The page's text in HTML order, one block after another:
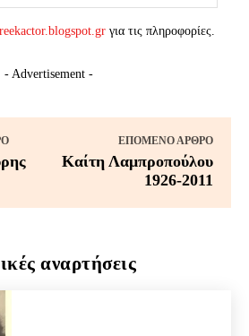
αναρτήσεις
για τις πληροφορίες.
- Advertisement -
ΕΠΌΜΕΝΟ ΆΡΘΡΟ
Καίτη Λαμπροπούλου
1926-2011